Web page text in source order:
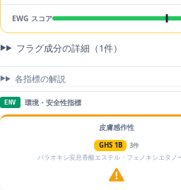
EWG スコア
フラグ成分の詳細（1件）
各指標の解説
ENV 環境・安全性指標
皮膚感作性
GHS 1B
3件
パラオキシ安息香酸エステル・フェノキシエタノ